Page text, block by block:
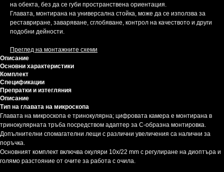
на обекта, без да се губи пространствена ориентация.
Главата, монтирана на универсална стойка, може да се използва за
реставриране, заваряване, сглобяване, контрол на качеството и други
подобни дейности.
Преглед на монтажните схеми
Описание
Основни характеристики
Комплект
Спецификации
Препратки и изтегляния
Описание
Тип на главата на микроскопа
Главата на микроскопа е тринокулярна; цифровата камера е монтирана в
тринокулярната тръба посредством адаптер за C-образна монтировка.
Допълнителни спомагателни лещи с различни увеличения са налични за
поръчка.
Основният комплект включва окуляри 10x/22 mm с регулиране на диоптъра и
голямо разстояние от очите за работа с очила.